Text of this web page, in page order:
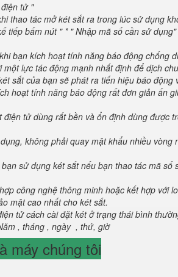
tử "
thao tác mở két sắt ra trong lúc sử dụng
tiếp bấm nút " * " Nhập mã số cần sử
bạn kích hoạt tính năng báo động chống di
lực tác động mạnh nhất định để dịch
sắt của bạn sẽ phát ra tiến hiệu báo động
hoạt tính năng báo động rất đơn giản ấn
tử dùng rất bền và ổn định dùng được
không phải quay mật khẩu nhiều vòng
sử dụng két sắt nếu bạn thao tác mã số
công nghệ thông minh hoặc kết hợp với
mật cao nhất cho két sắt.
tử cách cài đặt két ở trạng thái bình
, tháng , ngày , thứ, giờ
máy chúng tôi